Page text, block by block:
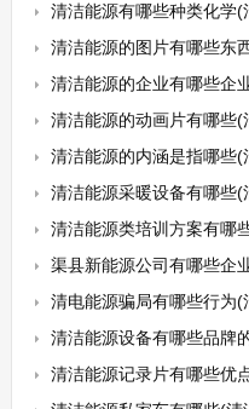
清洁能源有哪些种类化学(
清洁能源的图片有哪些东
清洁能源的企业有哪些企
清洁能源的动画片有哪些(
清洁能源的内涵是指哪些
清洁能源采暖设备有哪些
清洁能源类培训方案有哪
渠县新能源公司有哪些企
清电能源骗局有哪些行为
清洁能源设备有哪些品牌
清洁能源记录片有哪些优